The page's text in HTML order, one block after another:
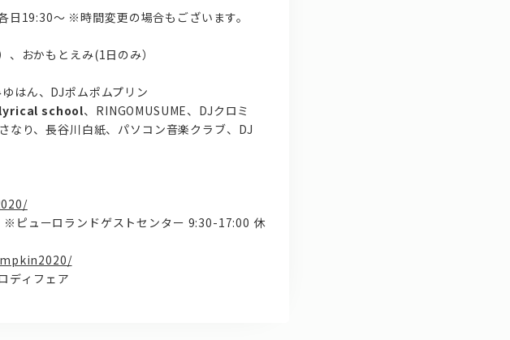
19:30～ ※時間変更の場合もございます。
、おかもとえみ(1日のみ）
はん、DJポムポムプリン
lyrical school、RINGOMUSUME、DJクロミ
り、長谷川白紙、パソコン音楽クラブ、DJ
ューロランドゲストセンター 9:30-17:00 休
ディフェア